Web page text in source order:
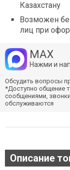
Казахстану
Возможен
лиц при
MAX
Нажми и
Обсудить вопросы
*Доступно общение
сообщениями,
обслуживаются
Описание